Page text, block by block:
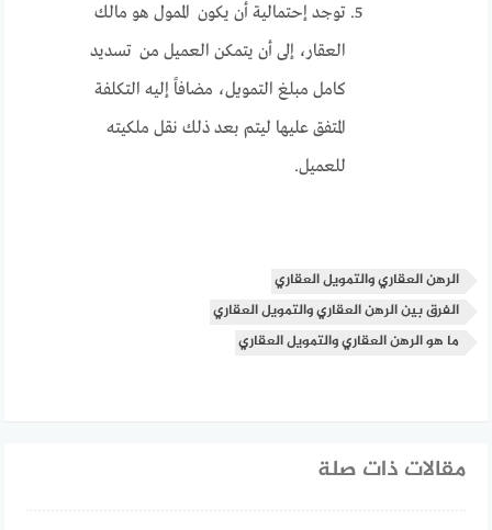
توجد إحتمالية أن يكون الممول هو مالك
العقار، إلى أن يتمكن العميل من تسديد
كامل مبلغ التمويل، مضافاً إليه التكلفة
المتفق عليها ليتم بعد ذلك نقل ملكيته
للعميل.
الرهن العقاري والتمويل العقاري
الفرق بين الرهن العقاري والتمويل العقاري
ما هو الرهن العقاري والتمويل العقاري
مقالات ذات صلة